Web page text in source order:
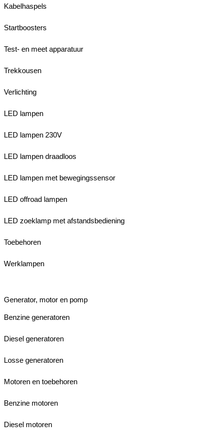
Kabelhaspels
Startboosters
Test- en meet apparatuur
Trekkousen
Verlichting
LED lampen
LED lampen 230V
LED lampen draadloos
LED lampen met bewegingssensor
LED offroad lampen
LED zoeklamp met afstandsbediening
Toebehoren
Werklampen
Generator, motor en pomp
Benzine generatoren
Diesel generatoren
Losse generatoren
Motoren en toebehoren
Benzine motoren
Diesel motoren